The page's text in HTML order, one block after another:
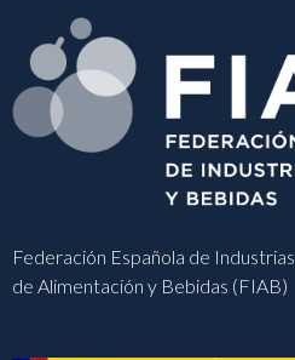
Federación Española de Industrias
de Alimentación y Bebidas (FIAB)